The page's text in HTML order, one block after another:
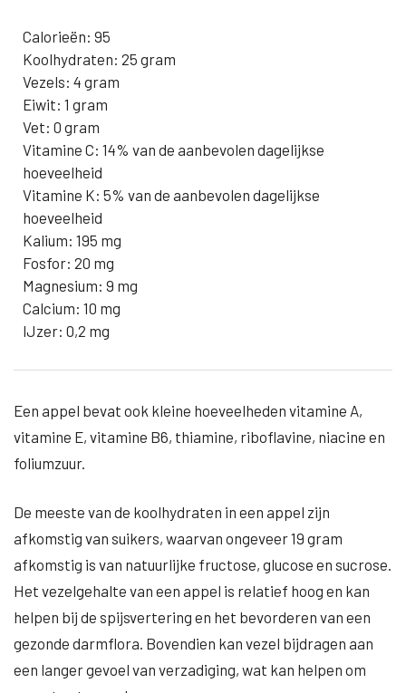
Calorieën: 95
Koolhydraten: 25 gram
Vezels: 4 gram
Eiwit: 1 gram
Vet: 0 gram
Vitamine C: 14% van de aanbevolen dagelijkse
hoeveelheid
Vitamine K: 5% van de aanbevolen dagelijkse
hoeveelheid
Kalium: 195 mg
Fosfor: 20 mg
Magnesium: 9 mg
Calcium: 10 mg
IJzer: 0,2 mg
Een appel bevat ook kleine hoeveelheden vitamine A,
vitamine E, vitamine B6, thiamine, riboflavine, niacine en
foliumzuur.
De meeste van de koolhydraten in een appel zijn
afkomstig van suikers, waarvan ongeveer 19 gram
afkomstig is van natuurlijke fructose, glucose en sucrose.
Het vezelgehalte van een appel is relatief hoog en kan
helpen bij de spijsvertering en het bevorderen van een
gezonde darmflora. Bovendien kan vezel bijdragen aan
een langer gevoel van verzadiging, wat kan helpen om